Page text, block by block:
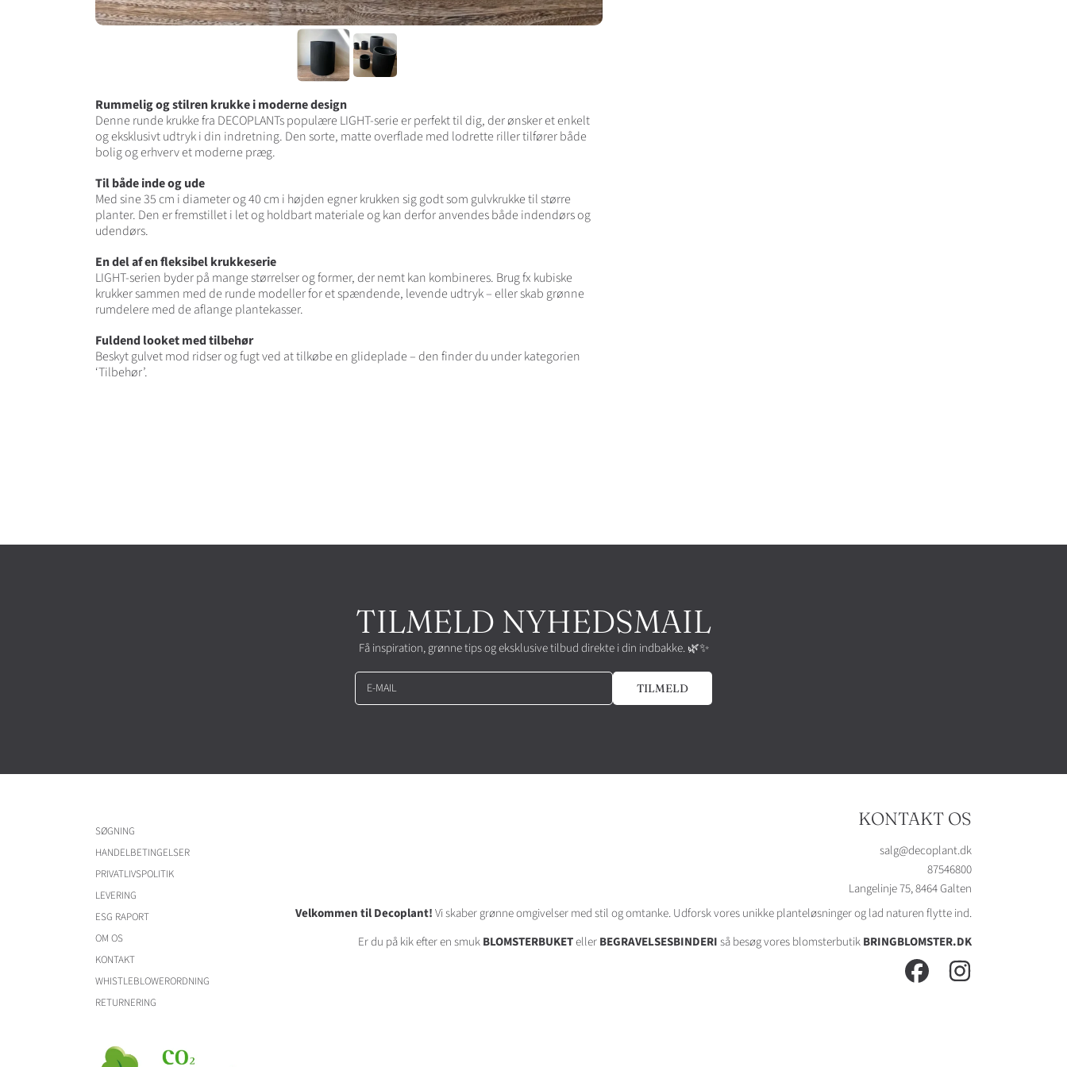
Rummelig og stilren krukke i moderne design
Denne runde krukke fra DECOPLANTs populære LIGHT-serie er perfekt til dig, der ønsker et enkelt
og eksklusivt udtryk i din indretning. Den sorte, matte overflade med lodrette riller tilfører både
bolig og erhverv et moderne præg.
Til både inde og ude
Med sine 35 cm i diameter og 40 cm i højden egner krukken sig godt som gulvkrukke til større
planter. Den er fremstillet i let og holdbart materiale og kan derfor anvendes både indendørs og
udendørs.
En del af en fleksibel krukkeserie
LIGHT-serien byder på mange størrelser og former, der nemt kan kombineres. Brug fx kubiske
krukker sammen med de runde modeller for et spændende, levende udtryk – eller skab grønne
rumdelere med de aflange plantekasser.
Fuldend looket med tilbehør
Beskyt gulvet mod ridser og fugt ved at tilkøbe en glideplade – den finder du under kategorien
‘Tilbehør’.
TILMELD NYHEDSMAIL
Få inspiration, grønne tips og eksklusive tilbud direkte i din indbakke. 🌿✨
E-MAIL TILMELD
SØGNING
HANDELBETINGELSER
PRIVATLIVSPOLITIK
LEVERING
ESG RAPORT
OM OS
KONTAKT
WHISTLEBLOWERORDNING
RETURNERING
KONTAKT OS
salg@decoplant.dk
87546800
Langelinje 75, 8464 Galten
Velkommen til Decoplant!Vi skaber grønne omgivelser med stil og omtanke. Udforsk vores unikke planteløsninger og lad naturen flytte ind.
Er du på kik efter en smukBLOMSTERBUKETellerBEGRAVELSESBINDERIså besøg vores blomsterbutikBRINGBLOMSTER.DK
FACEBOOK